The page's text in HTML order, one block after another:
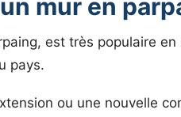
mur en
est très populaire
pays.
ou une nouvelle